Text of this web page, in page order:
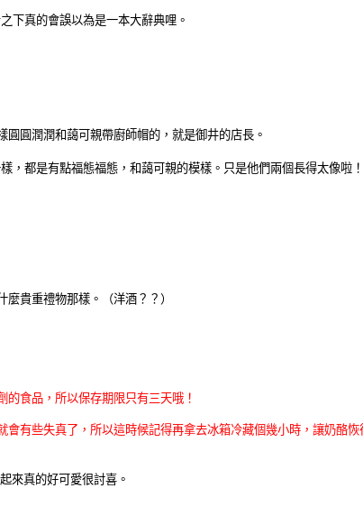
下真的會誤以為是一本大辭典哩。
圓潤潤和藹可親帶廚師帽的，就是御井的店長。
，都是有點福態福態，和藹可親的模樣。只是他們兩個長得太像
貴重禮物那樣。（洋酒？？）
食品，所以保存期限只有三天哦！
有些失真了，所以這時候記得再拿去冰箱冷藏個幾小時，讓奶酪恢
來真的好可愛很討喜。